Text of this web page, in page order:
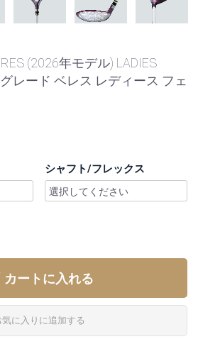
(2026年モデル) LADIES
グレード ベレス レディース フェ
シャフト/フレックス
カートに入れる
気に入りに追加する